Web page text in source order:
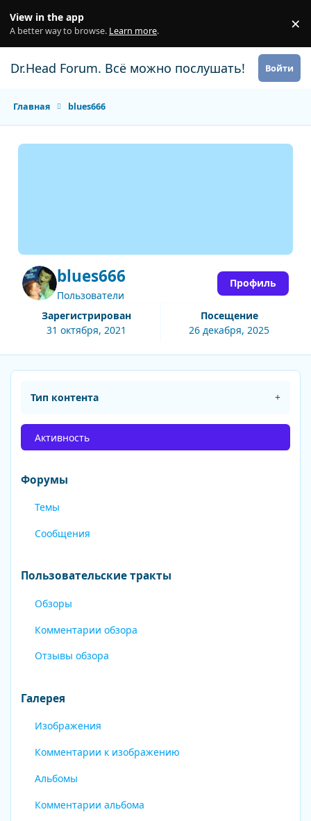
View in the app
A better way to browse. Learn more. ×
Dr.Head Forum. Всё можно послушать! Войти
Главная blues666
blues666
Пользователи
Зарегистрирован
31 октября, 2021
Посещение
26 декабря, 2025
Профиль
Тип контента
Активность
Форумы
Темы
Сообщения
Пользовательские тракты
Обзоры
Комментарии обзора
Отзывы обзора
Галерея
Изображения
Комментарии к изображению
Альбомы
Комментарии альбома